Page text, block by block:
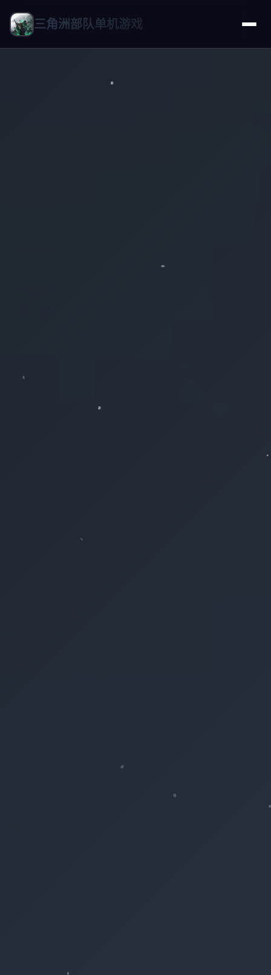
三角洲部队单机游戏